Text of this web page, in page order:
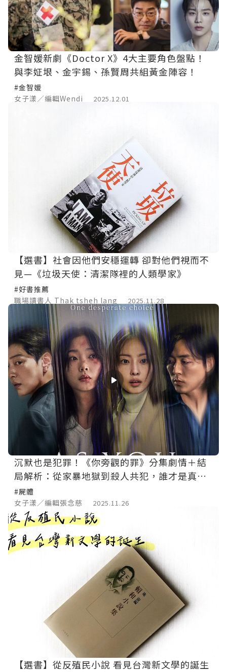
金智媛新劇《Doctor X》4大主要角色盤點！
與李姃垠、金宇錫、孫賢周共組黃金陣容！
#金智媛
女子漾／編輯Wendi
2025.12.01
【選書】社會因他們安穩運轉 卻對他們視而不
見—《垃圾天使：清潔隊裡的人類學家》
#好書推薦
職場讀書人 Thak tsheh lang
2025.11.28
沉默也是犯罪！《你旁觀的罪》分集劇情＋結
局解析：從家暴地獄到殺人共犯，誰才是真正
的罪人？
#屍體
女子漾／編輯張念慈
2025.11.26
【選書】從反殖民小說 看見台灣新文學的誕生